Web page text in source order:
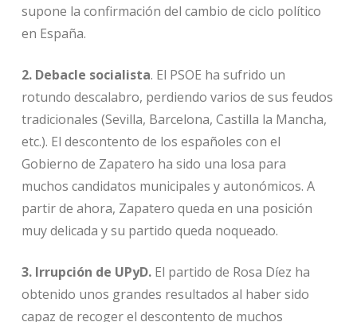
supone la confirmación del cambio de ciclo político
en España.
2. Debacle socialista. El PSOE ha sufrido un
rotundo descalabro, perdiendo varios de sus feudos
tradicionales (Sevilla, Barcelona, Castilla la Mancha,
etc.). El descontento de los españoles con el
Gobierno de Zapatero ha sido una losa para
muchos candidatos municipales y autonómicos. A
partir de ahora, Zapatero queda en una posición
muy delicada y su partido queda noqueado.
3. Irrupción de UPyD.El partido de Rosa Díez ha
obtenido unos grandes resultados al haber sido
capaz de recoger el descontento de muchos